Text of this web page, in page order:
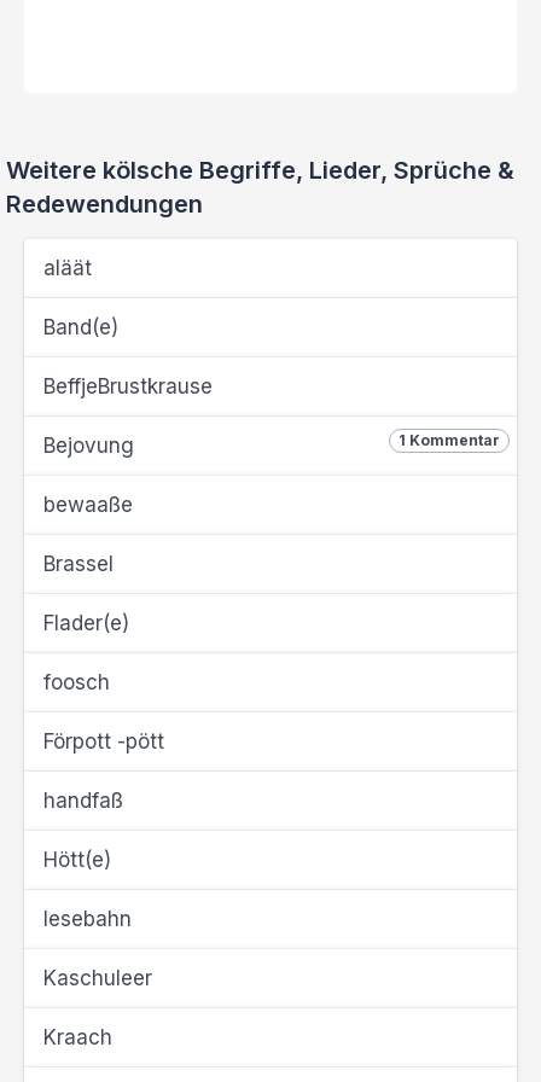
Weitere kölsche Begriffe, Lieder, Sprüche &
Redewendungen
aläät
Band(e)
BeffjeBrustkrause
1 Kommentar
Bejovung
bewaaße
Brassel
Flader(e)
foosch
Förpott -pött
handfaß
Hött(e)
Iesebahn
Kaschuleer
Kraach